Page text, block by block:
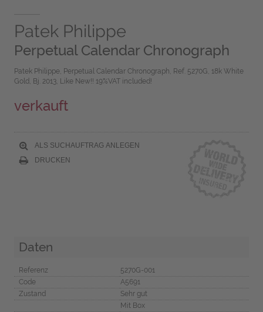
Patek Philippe
Perpetual Calendar Chronograph
Patek Philippe, Perpetual Calendar Chronograph, Ref. 5270G, 18k White
Gold, Bj. 2013, Like New!! 19%VAT included!
verkauft
ALS SUCHAUFTRAG ANLEGEN
DRUCKEN
Daten
Referenz
5270G-001
Code
A5691
Zustand
Sehr gut
Mit Box